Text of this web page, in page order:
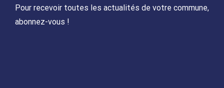
Pour recevoir toutes les actualités de votre commune,
abonnez-vous !